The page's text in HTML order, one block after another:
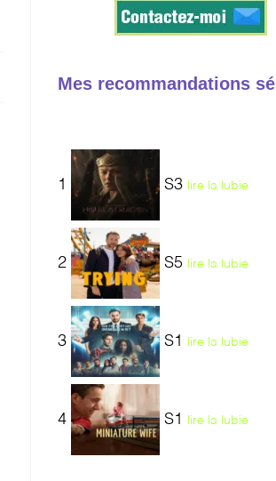
Mes recommandations
1 S3 lire la lubie
2 S5 lire la lubie
3 S1 lire la lubie
4 S1 lire la lubie